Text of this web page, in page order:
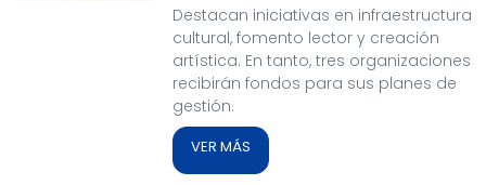
Destacan iniciativas en infraestructura
cultural, fomento lector y creación
artística. En tanto, tres organizaciones
recibirán fondos para sus planes de
gestión.
VER MÁS